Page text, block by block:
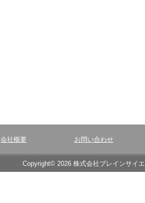
会社概要 お問い合わせ
Copyright© 2026 株式会社ブレインサイ